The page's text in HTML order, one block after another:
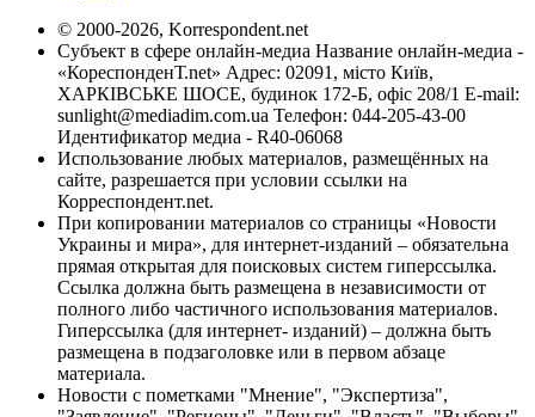
© 2000-2026, Korrespondent.net
Субъект в сфере онлайн-медиа Название онлайн-медиа -
«КореспонденТ.net» Адрес: 02091, місто Київ,
ХАРКІВСЬКЕ ШОСЕ, будинок 172-Б, офіс 208/1 E-mail:
sunlight@mediadim.com.ua Телефон: 044-205-43-00
Идентификатор медиа - R40-06068
Использование любых материалов, размещённых на
сайте, разрешается при условии ссылки на
Корреспондент.net.
При копировании материалов со страницы «Новости
Украины и мира», для интернет-изданий – обязательна
прямая открытая для поисковых систем гиперссылка.
Ссылка должна быть размещена в независимости от
полного либо частичного использования материалов.
Гиперссылка (для интернет- изданий) – должна быть
размещена в подзаголовке или в первом абзаце
материала.
Новости с пометками "Мнение", "Экспертиза",